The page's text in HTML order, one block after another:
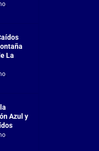
,
La
,
Azul y
,